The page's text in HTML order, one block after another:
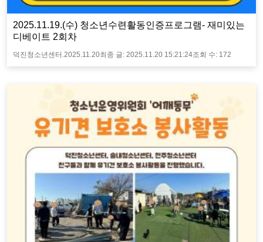
2025.11.19.(수) 청소년수련활동인증프로그램- 재미있는
디베이트 2회차
덕진청소년센터.2025.11.20최종 글:2025.11.20 15:21:24조회 수: 172